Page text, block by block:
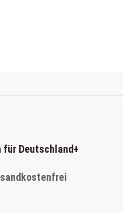
für Deutschland+